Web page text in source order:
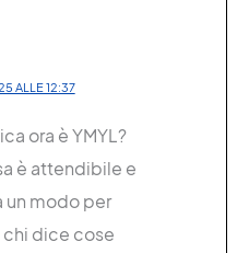
ALLE 12:37
ora è YMYL?
è attendibile e
un modo per
dice cose